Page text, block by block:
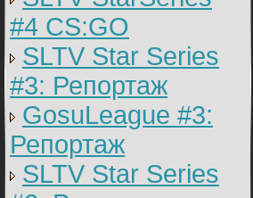
#4 CS:GO
SLTV Star Series
#3: Репортаж
GosuLeague #3:
Репортаж
SLTV Star Series